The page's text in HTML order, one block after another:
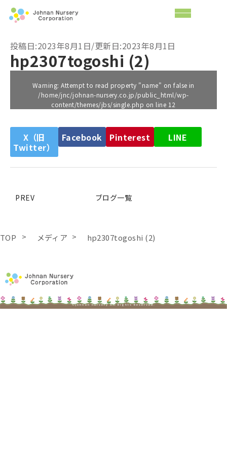
投稿日:2023年8月1日/更新日:2023年8月1日
hp2307togoshi (2)
Warning: Attempt to read property "name" on false in
/home/jnc/johnan-nursery.co.jp/public_html/wp-
content/themes/jbs/single.php on line 12
X（旧
Twitter）
Facebook Pinterest LINE
PREV ブログ一覧
TOP メディア hp2307togoshi (2)
©johnan nursery All Rights Reserved.